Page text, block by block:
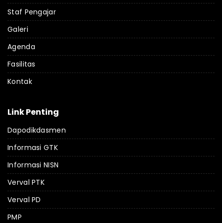
Staf Pengajar
Galeri
Agenda
Fasilitas
Kontak
Link Penting
Dapodikdasmen
Informasi GTK
Informasi NISN
Verval PTK
Verval PD
PMP